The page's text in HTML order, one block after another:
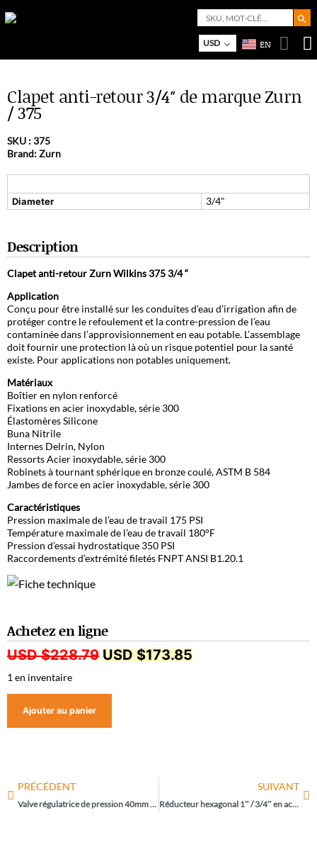
Search
for:
Search
USD EN
Clapet anti-retour 3/4″ de marque Zurn
/ 375
SKU :375
Brand: Zurn
Diameter 3/4"
Description
Clapet anti-retour Zurn Wilkins 375 3/4 “
Application
Conçu pour être installé sur les conduites d’eau d’irrigation afin de
protéger contre le refoulement et la contre-pression de l’eau
contaminée dans l’approvisionnement en eau potable. L’assemblage
doit fournir une protection là où un risque potentiel pour la santé
existe. Pour applications non potables uniquement.
Matériaux
Boîtier en nylon renforcé
Fixations en acier inoxydable, série 300
Élastomères Silicone
Buna Nitrile
Internes Delrin, Nylon
Ressorts Acier inoxydable, série 300
Robinets à tournant sphérique en bronze coulé, ASTM B 584
Jambes de force en acier inoxydable, série 300
Caractéristiques
Pression maximale de l’eau de travail 175 PSI
Température maximale de l’eau de travail 180°F
Pression d’essai hydrostatique 350 PSI
Raccordements d’extrémité filetés FNPT ANSI B1.20.1
Achetez en ligne
USD $228.79 USD $173.85
1 en inventaire
Ajouter au panier
PRÉCÉDENT
Valve régulatrice de pression 40mm de marque Miyawaki / R3
SUIVANT
Réducteur hexagonal 1″ / 3/4″ en acier noir de marque BMI / 35123